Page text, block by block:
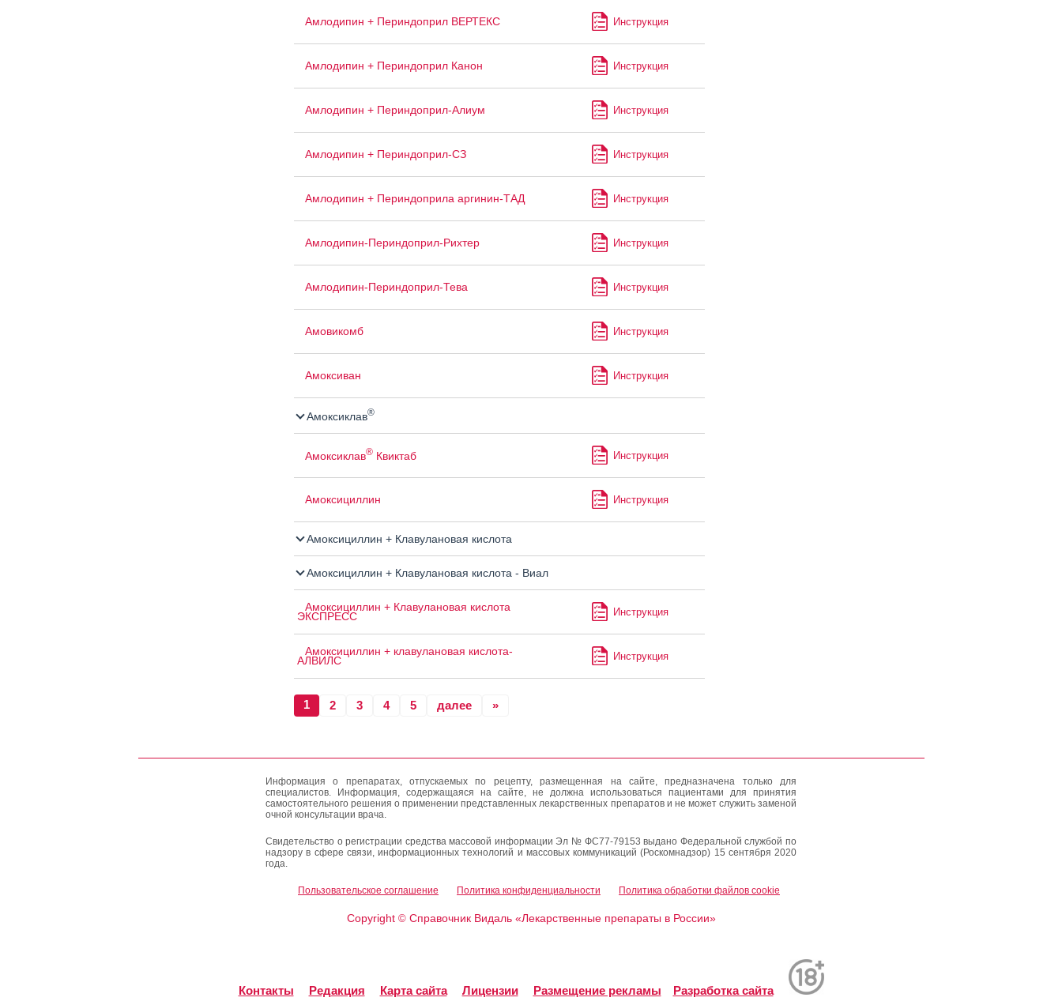
Амлодипин + Периндоприл ВЕРТЕКС Инструкция
Амлодипин + Периндоприл Канон Инструкция
Амлодипин + Периндоприл-Алиум Инструкция
Амлодипин + Периндоприл-СЗ Инструкция
Амлодипин + Периндоприла аргинин-ТАД Инструкция
Амлодипин-Периндоприл-Рихтер Инструкция
Амлодипин-Периндоприл-Тева Инструкция
Амовикомб Инструкция
Амоксиван Инструкция
Амоксиклав®
Амоксиклав®Квиктаб Инструкция
Амоксициллин Инструкция
Амоксициллин + Клавулановая кислота
Амоксициллин + Клавулановая кислота - Виал
Амоксициллин + Клавулановая кислота
ЭКСПРЕСС Инструкция
Амоксициллин + клавулановая кислота-
АЛВИЛС Инструкция
1 2 3 4 5 далее »
Информация о препаратах, отпускаемых по рецепту, размещенная на сайте, предназначена только для
специалистов. Информация, содержащаяся на сайте, не должна использоваться пациентами для принятия
самостоятельного решения о применении представленных лекарственных препаратов и не может служить заменой
очной консультации врача.
Свидетельство о регистрации средства массовой информации Эл № ФС77-79153 выдано Федеральной службой по
надзору в сфере связи, информационных технологий и массовых коммуникаций (Роскомнадзор) 15 сентября 2020
года.
Пользовательское соглашение Политика конфиденциальности Политика обработки файлов cookie
Copyright ©Справочник Видаль «Лекарственные препараты в России»
Контакты Редакция Карта сайта Лицензии Размещение рекламы Разработка сайта